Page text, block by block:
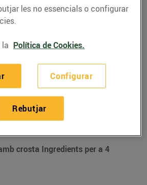
de xai amb
crosta Ingredients per a 4
les no essencials o configurar
Política de Cookies.
Configurar
Rebutjar